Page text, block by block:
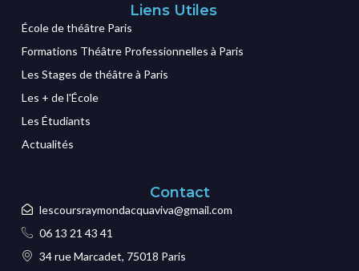
Liens Utiles
École de théâtre Paris
Formations Théâtre Professionnelles à Paris
Les Stages de théâtre à Paris
Les + de l'École
Les Étudiants
Actualités
Contact
lescoursraymondacquaviva@gmail.com
06 13 21 43 41
34 rue Marcadet, 75018 Paris